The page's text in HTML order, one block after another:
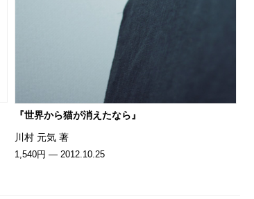
『世界から猫が消えたなら』
川村 元気 著
1,540円 — 2012.10.25